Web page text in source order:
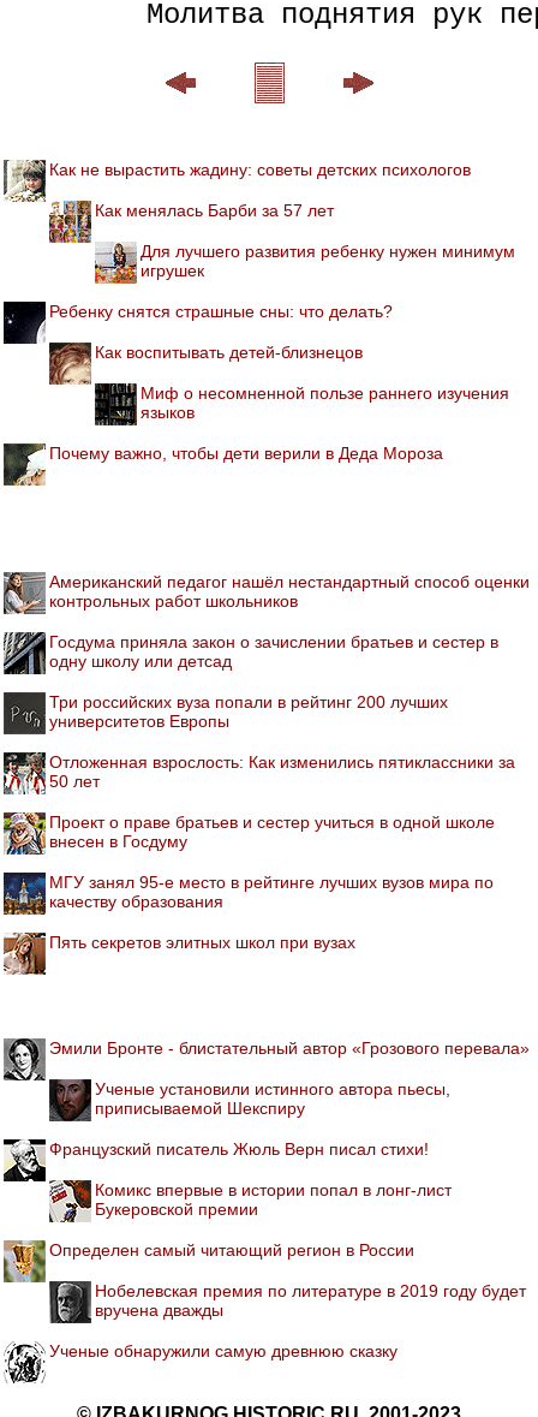
Как не вырастить жадину: советы детских психологов
Как менялась Барби за 57 лет
Для лучшего развития ребенку нужен минимум
игрушек
Ребенку снятся страшные сны: что делать?
Как воспитывать детей-близнецов
Миф о несомненной пользе раннего изучения
языков
Почему важно, чтобы дети верили в Деда Мороза
Американский педагог нашёл нестандартный способ оценки
контрольных работ школьников
Госдума приняла закон о зачислении братьев и сестер в
одну школу или детсад
Три российских вуза попали в рейтинг 200 лучших
университетов Европы
Отложенная взрослость: Как изменились пятиклассники за
50 лет
Проект о праве братьев и сестер учиться в одной школе
внесен в Госдуму
МГУ занял 95-е место в рейтинге лучших вузов мира по
качеству образования
Пять секретов элитных школ при вузах
Эмили Бронте - блистательный автор «Грозового перевала»
Ученые установили истинного автора пьесы,
приписываемой Шекспиру
Французский писатель Жюль Верн писал стихи!
Комикс впервые в истории попал в лонг-лист
Букеровской премии
Определен самый читающий регион в России
Нобелевская премия по литературе в 2019 году будет
вручена дважды
Ученые обнаружили самую древнюю сказку